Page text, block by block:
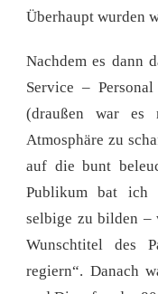
Überhaupt wurden
Nachdem es dann
Service –
(draußen war
Atmosphäre zu
auf die bunt
Publikum bat ich
selbige zu bilden –
Wunschtitel des
regiern“. Danach